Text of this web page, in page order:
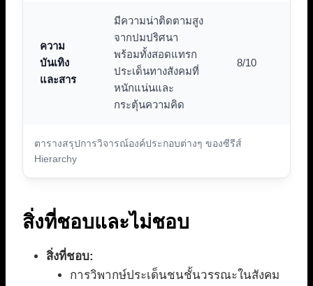
ตารางสรุปการวิจารณ์องค์ประกอบต่างๆ ของซีรีส์
Hierarchy
ความ
บันเทิง
และสาร
มีความน่าติดตามสูง
จากปมปริศนา
พร้อมทั้งสอดแทรก
ประเด็นทางสังคมที่
หนักแน่นและ
กระตุ้นความคิด
8/10
สิ่งที่ชอบและไม่ชอบ
สิ่งที่ชอบ:
การวิพากษ์ประเด็นชนชั้นวรรณะในสังคม